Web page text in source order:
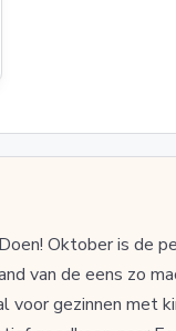
Oktober is de
van de eens zo
voor gezinnen met